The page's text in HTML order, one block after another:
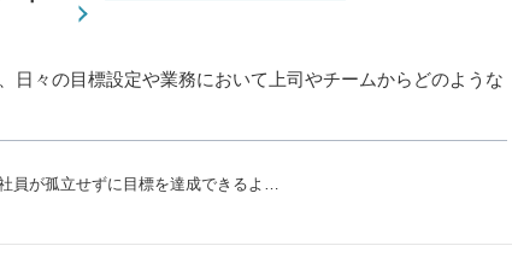
日々の目標設定や業務において上司やチームからどのような
員が孤立せずに目標を達成できるよ…